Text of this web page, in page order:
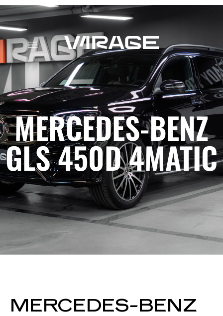
MERCEDES-BENZ
GLS 450D 4MATIC
MERCEDES-BENZ